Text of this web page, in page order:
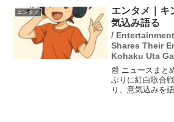
た、家族のスマ
線を利用...
エンタメ
エンタメ｜キ
気込み語る
/
Shares Their
Kohaku Uta
📰 ニュースまと
ぶりに紅白歌合
り、意気込みを